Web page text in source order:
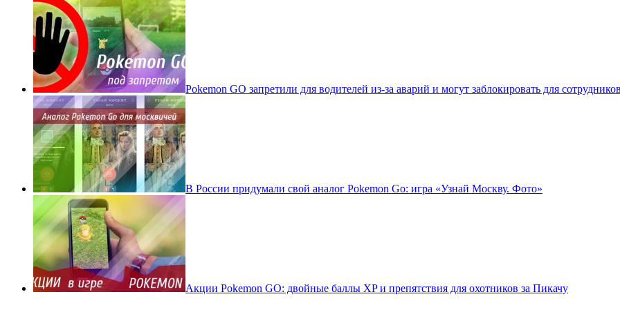
Pokеmon GO запретили для водителей из-за аварий и могут заблокировать для
В России придумали свой аналог Pokemon Go: игра «Узнай Москву. Фото»
Акции Pokemon GO: двойные баллы XP и препятствия для охотников за Пикачу